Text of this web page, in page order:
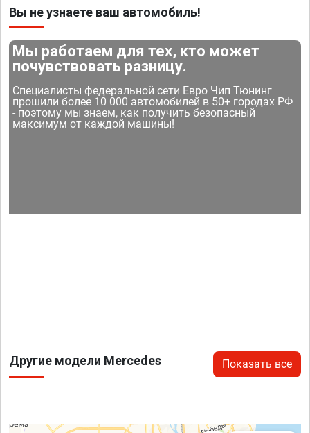
Вы не узнаете ваш автомобиль!
Мы работаем для тех, кто может
почувствовать разницу.
Специалисты федеральной сети Евро Чип Тюнинг
прошили более 10 000 автомобилей в 50+ городах РФ
- поэтому мы знаем, как получить безопасный
максимум от каждой машины!
Другие модели Mercedes Показать все